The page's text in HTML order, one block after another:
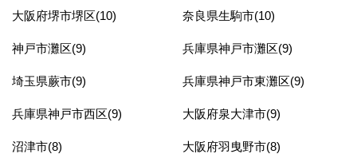
大阪府堺市堺区(10) 奈良県生駒市(10)
神戸市灘区(9) 兵庫県神戸市灘区(9)
埼玉県蕨市(9) 兵庫県神戸市東灘区(9)
兵庫県神戸市西区(9) 大阪府泉大津市(9)
沼津市(8) 大阪府羽曳野市(8)